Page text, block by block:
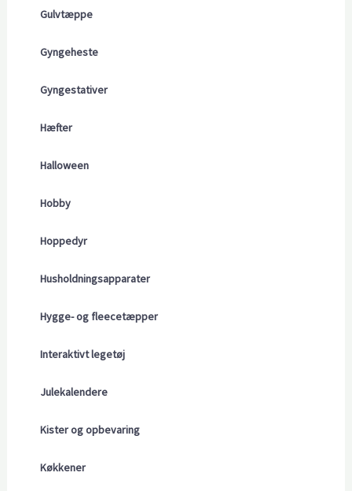
Gulvtæppe
Gyngeheste
Gyngestativer
Hæfter
Halloween
Hobby
Hoppedyr
Husholdningsapparater
Hygge- og fleecetæpper
Interaktivt legetøj
Julekalendere
Kister og opbevaring
Køkkener